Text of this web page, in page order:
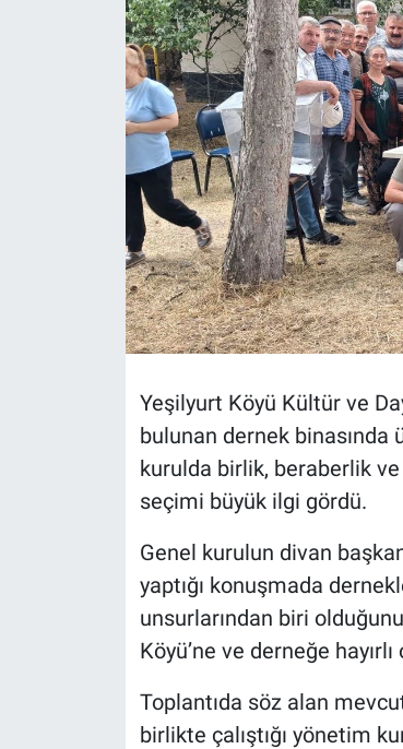
Yeşilyurt Köyü Kültür ve
bulunan dernek binasında
kurulda birlik, beraberlik ve
seçimi büyük ilgi gördü.
Genel kurulun divan
yaptığı konuşmada
unsurlarından biri
Köyü’ne ve derneğe
Toplantıda söz alan
birlikte çalıştığı yönetim
Politika